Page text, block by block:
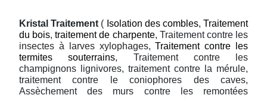
Kristal Traitement ( Isolation des combles,Traitement
du bois,traitement de charpente, Traitement contre les
insectes à larves xylophages,Traitement contre les
termites souterrains, Traitement contre les
champignons lignivores, traitement contre la mérule,
traitement contre le coniophores des caves,
Assèchement des murs contre les remontées